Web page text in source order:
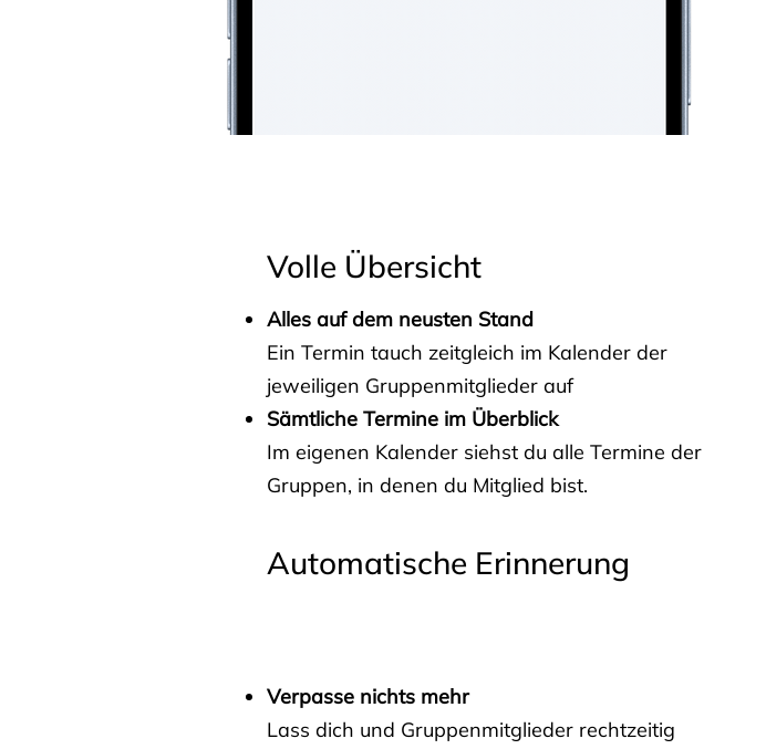
Volle Übersicht
Alles auf dem neusten Stand
Ein Termin tauch zeitgleich im Kalender der
jeweiligen Gruppenmitglieder auf
Sämtliche Termine im Überblick
Im eigenen Kalender siehst du alle Termine der
Gruppen, in denen du Mitglied bist.
Automatische Erinnerung
Verpasse nichts mehr
Lass dich und Gruppenmitglieder rechtzeitig